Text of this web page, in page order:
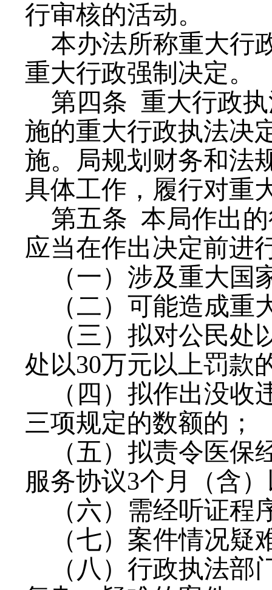
行审核的活动。
本办法所称重大行
重大行政强制决定。
第四条 重大行政
施的重大行政执法决
施。局规划财务和法
具体工作，履行对重
第五条 本局作出
应当在作出决定前进
（一）涉及重大
（二）可能造成
（三）拟对公民
处以30万元以上罚款
（四）拟作出没
三项规定的数额的；
（五）拟责令医
服务协议3个月（含
（六）需经听证
（七）案件情况
（八）行政执法